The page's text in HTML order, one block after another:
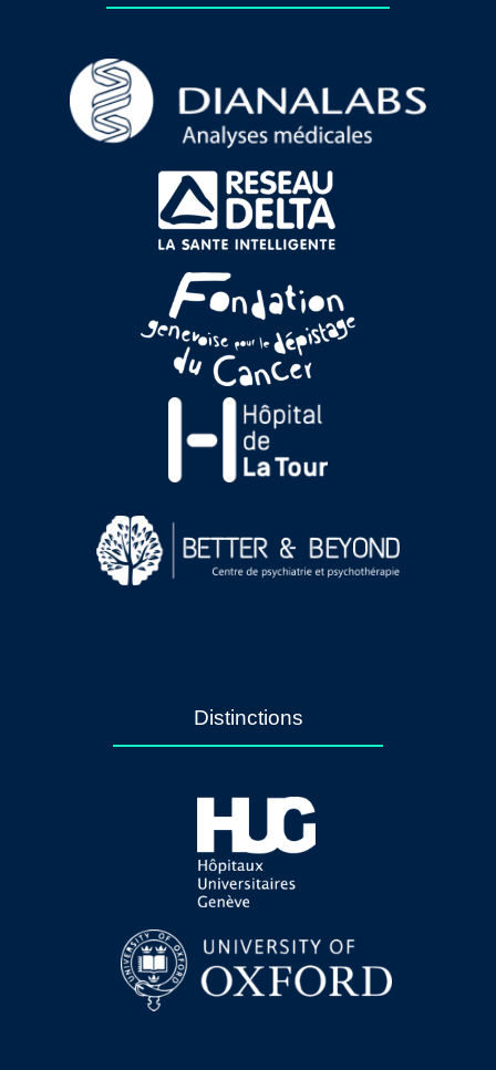
Distinctions